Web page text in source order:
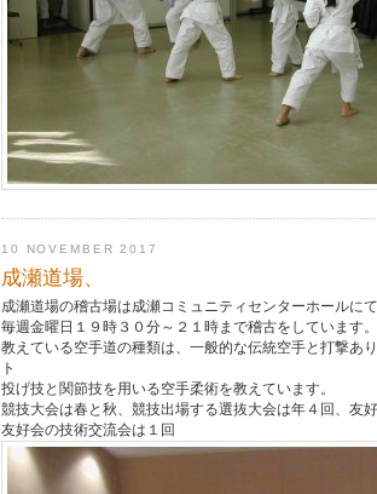
10 NOVEMBER 2017
成瀬道場、
成瀬道場の稽古場は成瀬コミュニティセンターホールにて
毎週金曜日１９時３０分～２１時まで稽古をしています。
教えている空手道の種類は、一般的な伝統空手と打撃あ
ト
投げ技と関節技を用いる空手柔術を教えています。
競技大会は春と秋、競技出場する選抜大会は年４回、友
友好会の技術交流会は１回